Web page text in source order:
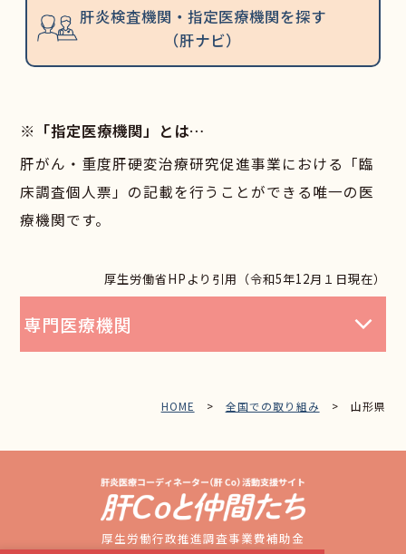
肝炎検査機関・指定医療機関を探す
（肝ナビ）
※「指定医療機関」とは…
肝がん・重度肝硬変治療研究促進事業における「臨
床調査個人票」の記載を行うことができる唯一の医
療機関です。
厚生労働省HPより引用（令和5年12月１日現在）
専門医療機関
HOME > 全国での取り組み > 山形県
厚生労働行政推進調査事業費補助金